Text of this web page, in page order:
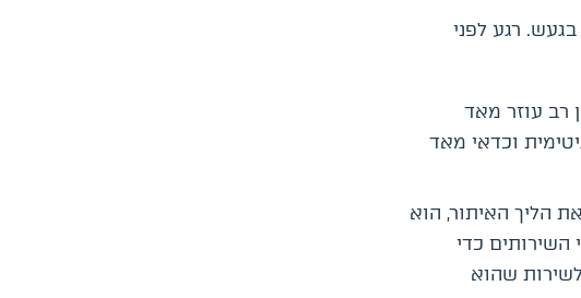
רגע לפני
רב עוזר מאד
וכדאי מאד
הליך האיתור, הוא
כדי
שהוא